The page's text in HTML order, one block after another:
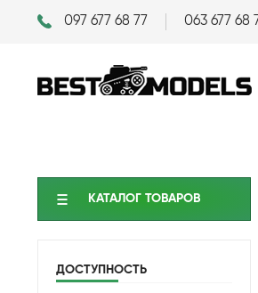
097 677 68 77 063 677 68
КАТАЛОГ ТОВАРОВ
ДОСТУПНОСТЬ